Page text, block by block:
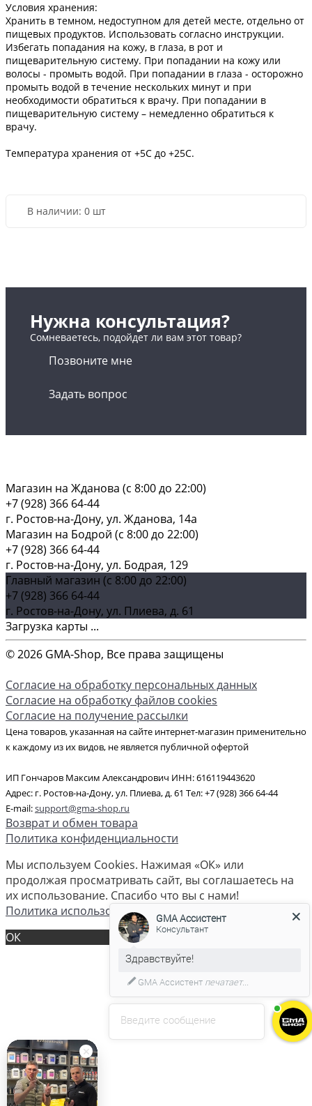
Условия хранения:
Хранить в темном, недоступном для детей месте, отдельно от
пищевых продуктов. Использовать согласно инструкции.
Избегать попадания на кожу, в глаза, в рот и
пищеварительную систему. При попадании на кожу или
волосы - промыть водой. При попадании в глаза - осторожно
промыть водой в течение нескольких минут и при
необходимости обратиться к врачу. При попадании в
пищеварительную систему – немедленно обратиться к
врачу.
Температура хранения от +5С до +25С.
В наличии: 0 шт
Нужна консультация?
Сомневаетесь, подойдет ли вам этот товар?
Позвоните мне
Задать вопрос
Магазин на Жданова (c 8:00 до 22:00)
+7 (928) 366 64-44
г. Ростов-на-Дону, ул. Жданова, 14а
Магазин на Бодрой (c 8:00 до 22:00)
+7 (928) 366 64-44
г. Ростов-на-Дону, ул. Бодрая, 129
Главный магазин (c 8:00 до 22:00)
+7 (928) 366 64-44
г. Ростов-на-Дону, ул. Плиева, д. 61
Загрузка карты ...
© 2026 GMA-Shop, Все права защищены
Согласие на обработку персональных данных
Согласие на обработку файлов cookies
Согласие на получение рассылки
Цена товаров, указанная на сайте интернет-магазин применительно
к каждому из их видов, не является публичной офертой
ИП Гончаров Максим Александрович ИНН: 616119443620
Адрес: г. Ростов-на-Дону, ул. Плиева, д. 61 Тел: +7 (928) 366 64-44
E-mail:support@gma-shop.ru
Возврат и обмен товара
Политика конфиденциальности
Мы используем Cookies. Нажимая «ОК» или
продолжая просматривать сайт, вы соглашаетесь на
их использование. Спасибо что вы с нами!
Политика использования cookies
ОК
Введите сообщение
GMA Ассистент
Консультант
GMA Ассистент печатает...